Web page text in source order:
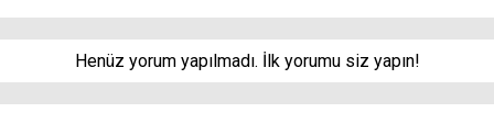
Henüz yorum yapılmadı. İlk yorumu siz yapın!